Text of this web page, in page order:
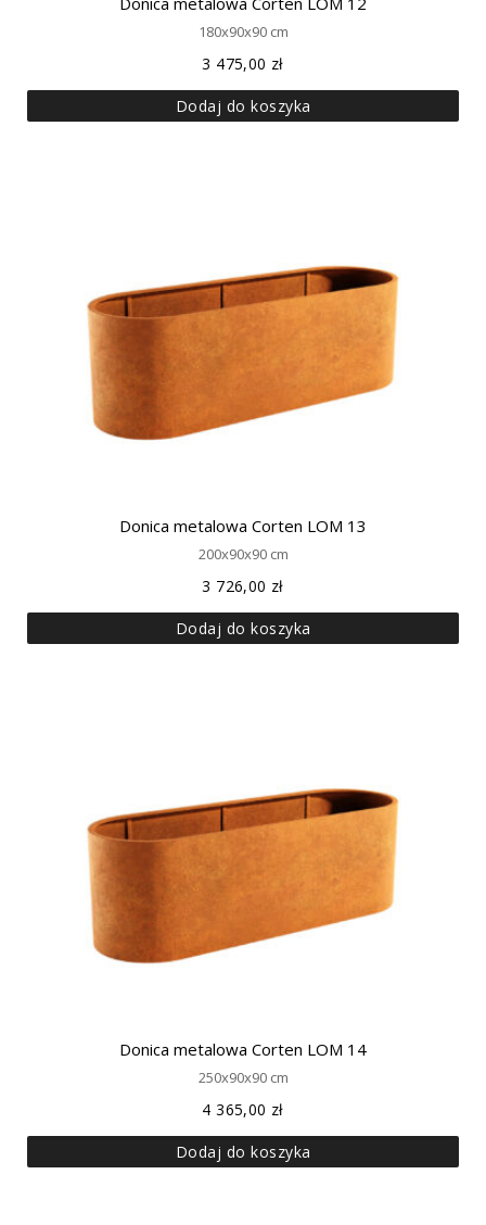
180x90x90 cm
3 475,00 zł
Dodaj do koszyka
Donica metalowa Corten LOM 13
200x90x90 cm
3 726,00 zł
Dodaj do koszyka
Donica metalowa Corten LOM 14
250x90x90 cm
4 365,00 zł
Dodaj do koszyka